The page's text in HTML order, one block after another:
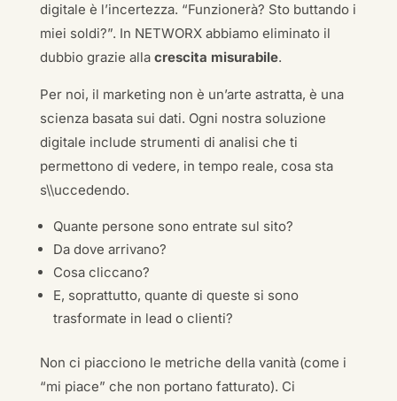
digitale è l’incertezza. “Funzionerà? Sto buttando i
miei soldi?”. In NETWORX abbiamo eliminato il
dubbio grazie alla crescita misurabile.
Per noi, il marketing non è un’arte astratta, è una
scienza basata sui dati. Ogni nostra soluzione
digitale include strumenti di analisi che ti
permettono di vedere, in tempo reale, cosa sta
s\\uccedendo.
Quante persone sono entrate sul sito?
Da dove arrivano?
Cosa cliccano?
E, soprattutto, quante di queste si sono
trasformate in lead o clienti?
Non ci piacciono le metriche della vanità (come i
“mi piace” che non portano fatturato). Ci